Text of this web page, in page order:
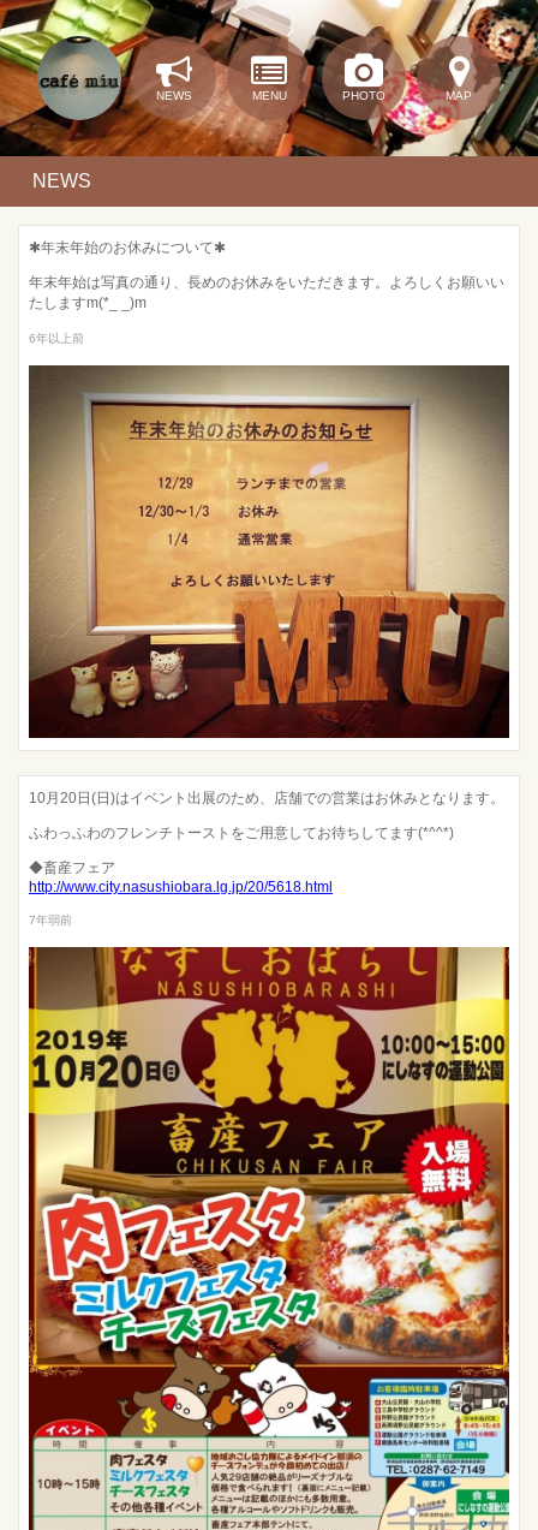
NEWS MENU PHOTO MAP
NEWS
✱年末年始のお休みについて✱
年末年始は写真の通り、長めのお休みをいただきます。よろしくお願いい
たしますm(*_ _)m
6年以上前
10月20日(日)はイベント出展のため、店舗での営業はお休みとなります。
ふわっふわのフレンチトーストをご用意してお待ちしてます(*^^*)
◆畜産フェア
http://www.city.nasushiobara.lg.jp/20/5618.html
7年弱前